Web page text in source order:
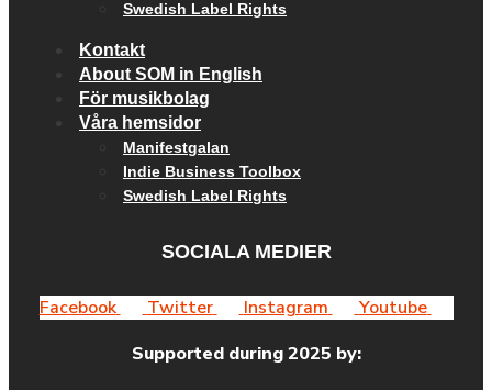
Swedish Label Rights
Kontakt
About SOM in English
För musikbolag
Våra hemsidor
Manifestgalan
Indie Business Toolbox
Swedish Label Rights
SOCIALA MEDIER
Facebook Twitter Instagram
Youtube
Supported during 2025 by: